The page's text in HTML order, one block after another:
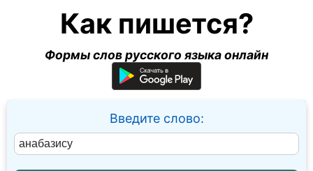
Как пишется?
Формы слов русского языка онлайн
Введите слово: